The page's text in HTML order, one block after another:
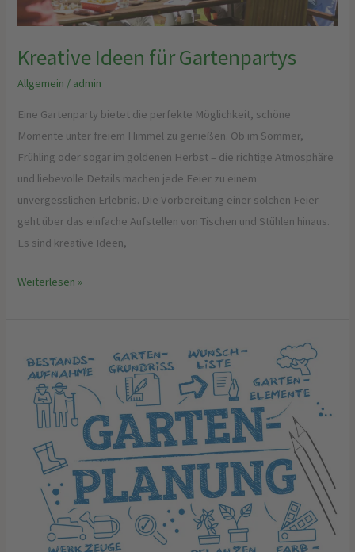
Kreative Ideen für Gartenpartys
Allgemein / admin
Eine Gartenparty bietet die perfekte Möglichkeit, schöne
Momente unter freiem Himmel zu genießen. Ob im Sommer,
Frühling oder sogar im goldenen Herbst – die richtige Atmosphäre
und liebevolle Details machen jede Feier zu einem
unvergesslichen Erlebnis. Die Vorbereitung einer solchen Feier
geht über das einfache Aufstellen von Tischen und Stühlen hinaus.
Es sind kreative Ideen,
Weiterlesen »
für
gesundheitsbewusste
Menschen